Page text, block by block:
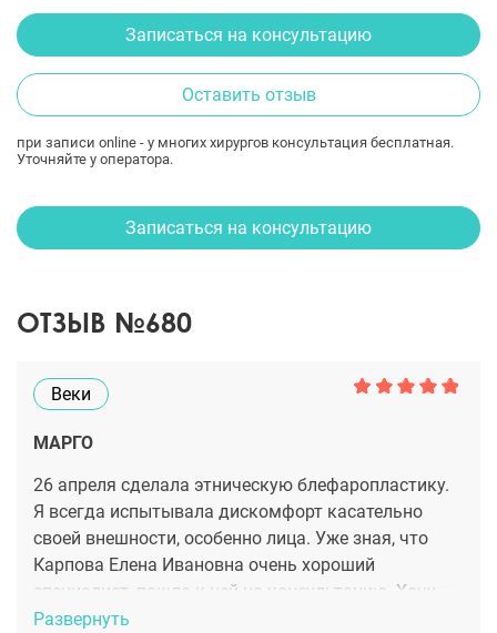
Записаться на консультацию
Оставить отзыв
при записи online - у многих хирургов консультация бесплатная.
Уточняйте у оператора.
Записаться на консультацию
ОТЗЫВ №680
Веки
МАРГО
26 апреля сделала этническую блефаропластику.
Я всегда испытывала дискомфорт касательно
своей внешности, особенно лица. Уже зная, что
Карпова Елена Ивановна очень хороший
специалист, пошла к ней на консультацию. Хочу
отметить, что консультация была бесплатной.
Развернуть